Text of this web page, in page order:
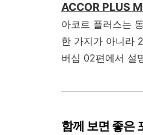
ACCOR PLUS
아코르 플러스는
한 가지가 아니라
버십 02편에서 설
함께 보면 좋은